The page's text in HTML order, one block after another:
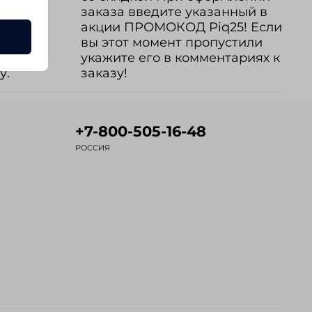
в
заказа введите указанный в
акции ПРОМОКОД Piq25! Если
вы этот момент пропустили
укажите его в комментариях к
заказу!
+7-800-505-16-48
РОССИЯ